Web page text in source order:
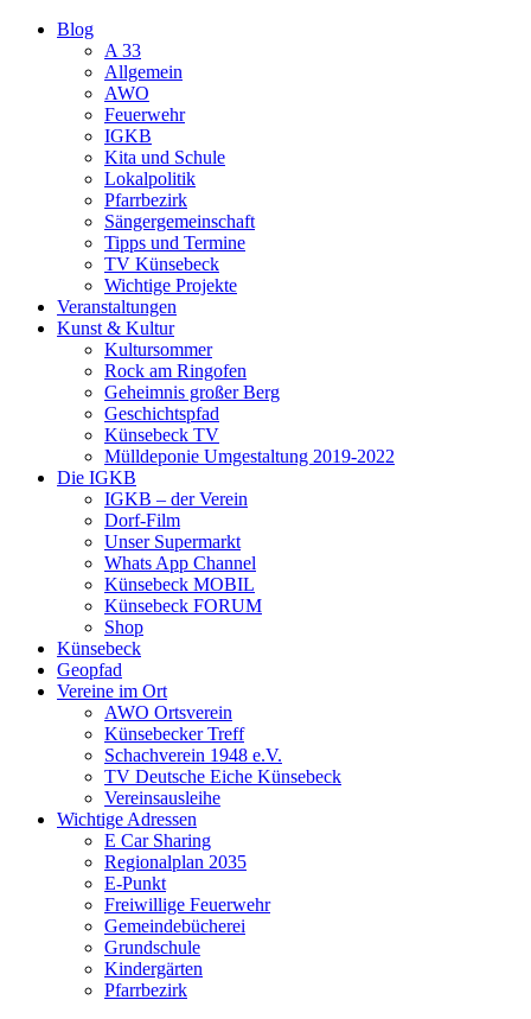
Blog
A 33
Allgemein
AWO
Feuerwehr
IGKB
Kita und Schule
Lokalpolitik
Pfarrbezirk
Sängergemeinschaft
Tipps und Termine
TV Künsebeck
Wichtige Projekte
Veranstaltungen
Kunst & Kultur
Kultursommer
Rock am Ringofen
Geheimnis großer Berg
Geschichtspfad
Künsebeck TV
Mülldeponie Umgestaltung 2019-2022
Die IGKB
IGKB – der Verein
Dorf-Film
Unser Supermarkt
Whats App Channel
Künsebeck MOBIL
Künsebeck FORUM
Shop
Künsebeck
Geopfad
Vereine im Ort
AWO Ortsverein
Künsebecker Treff
Schachverein 1948 e.V.
TV Deutsche Eiche Künsebeck
Vereinsausleihe
Wichtige Adressen
E Car Sharing
Regionalplan 2035
E-Punkt
Freiwillige Feuerwehr
Gemeindebücherei
Grundschule
Kindergärten
Pfarrbezirk